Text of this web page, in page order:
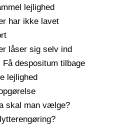
lejlighed
har ikke lavet
låser sig selv ind
despositum tilbage
lejlighed
skal man vælge?